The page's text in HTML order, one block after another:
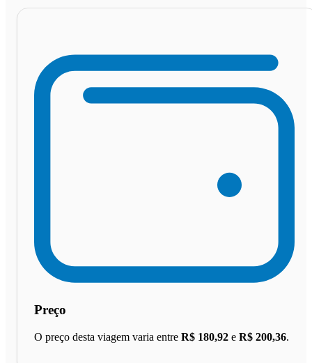
Preço
O preço desta viagem varia entre R$ 180,92 e R$ 200,36.